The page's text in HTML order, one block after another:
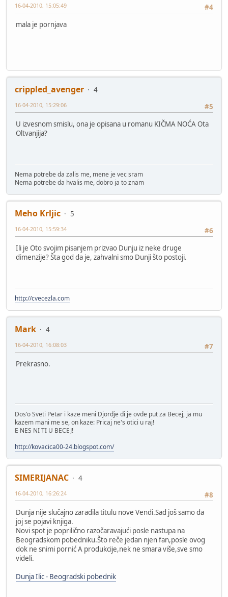
#4
16-04-2010, 15:05:49
mala je pornjava
crippled_avenger
4
#5
16-04-2010, 15:29:06
U izvesnom smislu, ona je opisana u romanu KIČMA NOĆA Ota
Oltvanjija?
Nema potrebe da zalis me, mene je vec sram
Nema potrebe da hvalis me, dobro ja to znam
Meho Krljic
5
#6
16-04-2010, 15:59:34
Ili je Oto svojim pisanjem prizvao Dunju iz neke druge
dimenzije? Šta god da je, zahvalni smo Dunji što postoji.
http://cvecezla.com
Mark
4
#7
16-04-2010, 16:08:03
Prekrasno.
Dos'o Sveti Petar i kaze meni Djordje di je ovde put za Becej, ja mu
kazem mani me se, on kaze: Pricaj ne's otici u raj!
E NES NI TI U BECEJ!
http://kovacica00-24.blogspot.com/
SIMERIJANAC
4
#8
16-04-2010, 16:26:24
Dunja nije slučajno zaradila titulu nove Vendi.Sad još samo da
joj se pojavi knjiga.
Novi spot je poprilično razočaravajući posle nastupa na
Beogradskom pobedniku.Što reče jedan njen fan,posle ovog
dok ne snimi pornić A produkcije,nek ne smara više,sve smo
videli.
Dunja Ilic - Beogradski pobednik